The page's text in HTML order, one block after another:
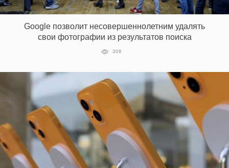
Google позволит несовершеннолетним удалять
свои фотографии из результатов поиска
308